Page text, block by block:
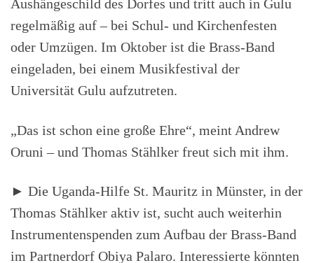
Aushängeschild des Dorfes und tritt auch in Gulu
regelmäßig auf – bei Schul- und Kirchenfesten
oder Umzügen. Im Oktober ist die Brass-Band
eingeladen, bei einem Musikfestival der
Universität Gulu aufzutreten.
„Das ist schon eine große Ehre“, meint Andrew
Oruni – und Thomas Stählker freut sich mit ihm.
► Die Uganda-Hilfe St. Mauritz in Münster, in der
Thomas Stählker aktiv ist, sucht auch weiterhin
Instrumentenspenden zum Aufbau der Brass-Band
im Partnerdorf Obiya Palaro. Interessierte könnten